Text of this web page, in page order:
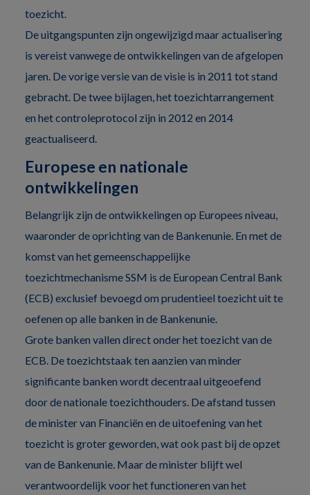
toezicht.
De uitgangspunten zijn ongewijzigd maar actualisering
is vereist vanwege de ontwikkelingen van de afgelopen
jaren. De vorige versie van de visie is in 2011 tot stand
gebracht. De twee bijlagen, het toezichtarrangement
en het controleprotocol zijn in 2012 en 2014
geactualiseerd.
Europese en nationale
ontwikkelingen
Belangrijk zijn de ontwikkelingen op Europees niveau,
waaronder de oprichting van de Bankenunie. En met de
komst van het gemeenschappelijke
toezichtmechanisme SSM is de European Central Bank
(ECB) exclusief bevoegd om prudentieel toezicht uit te
oefenen op alle banken in de Bankenunie.
Grote banken vallen direct onder het toezicht van de
ECB. De toezichtstaak ten aanzien van minder
significante banken wordt decentraal uitgeoefend
door de nationale toezichthouders. De afstand tussen
de minister van Financiën en de uitoefening van het
toezicht is groter geworden, wat ook past bij de opzet
van de Bankenunie. Maar de minister blijft wel
verantwoordelijk voor het functioneren van het